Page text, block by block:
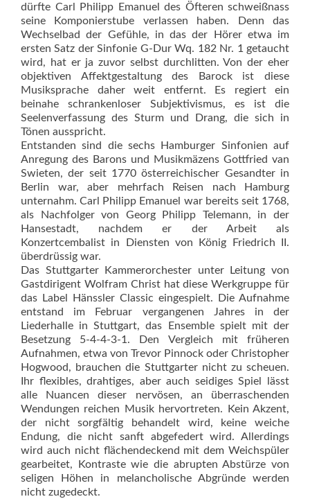
dürfte Carl Philipp Emanuel des Öfteren schweißnass
seine Komponierstube verlassen haben. Denn das
Wechselbad der Gefühle, in das der Hörer etwa im
ersten Satz der Sinfonie G-Dur Wq. 182 Nr. 1 getaucht
wird, hat er ja zuvor selbst durchlitten. Von der eher
objektiven Affektgestaltung des Barock ist diese
Musiksprache daher weit entfernt. Es regiert ein
beinahe schrankenloser Subjektivismus, es ist die
Seelenverfassung des Sturm und Drang, die sich in
Tönen ausspricht.
Entstanden sind die sechs Hamburger Sinfonien auf
Anregung des Barons und Musikmäzens Gottfried van
Swieten, der seit 1770 österreichischer Gesandter in
Berlin war, aber mehrfach Reisen nach Hamburg
unternahm. Carl Philipp Emanuel war bereits seit 1768,
als Nachfolger von Georg Philipp Telemann, in der
Hansestadt, nachdem er der Arbeit als
Konzertcembalist in Diensten von König Friedrich II.
überdrüssig war.
Das Stuttgarter Kammerorchester unter Leitung von
Gastdirigent Wolfram Christ hat diese Werkgruppe für
das Label Hänssler Classic eingespielt. Die Aufnahme
entstand im Februar vergangenen Jahres in der
Liederhalle in Stuttgart, das Ensemble spielt mit der
Besetzung 5-4-4-3-1. Den Vergleich mit früheren
Aufnahmen, etwa von Trevor Pinnock oder Christopher
Hogwood, brauchen die Stuttgarter nicht zu scheuen.
Ihr flexibles, drahtiges, aber auch seidiges Spiel lässt
alle Nuancen dieser nervösen, an überraschenden
Wendungen reichen Musik hervortreten. Kein Akzent,
der nicht sorgfältig behandelt wird, keine weiche
Endung, die nicht sanft abgefedert wird. Allerdings
wird auch nicht flächendeckend mit dem Weichspüler
gearbeitet, Kontraste wie die abrupten Abstürze von
seligen Höhen in melancholische Abgründe werden
nicht zugedeckt.